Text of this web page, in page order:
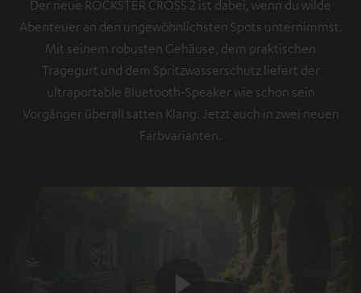
Der neue ROCKSTER CROSS 2 ist dabei, wenn du wilde
Abenteuer an den ungewöhnlichsten Spots unternimmst.
Mit seinem robusten Gehäuse, dem praktischen
Tragegurt und dem Spritzwasserschutz liefert der
ultraportable Bluetooth-Speaker wie schon sein
Vorgänger überall satten Klang. Jetzt auch in zwei neuen
Farbvarianten.